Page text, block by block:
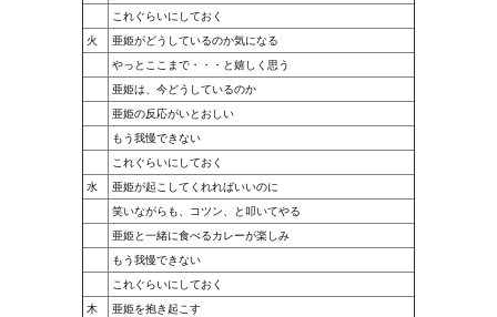
これぐらいにしておく
火
亜姫がどうしているのか気になる
やっとここまで・・・と嬉しく思う
亜姫は、今どうしているのか
亜姫の反応がいとおしい
もう我慢できない
これぐらいにしておく
水
亜姫が起こしてくれればいいのに
笑いながらも、コツン、と叩いてやる
亜姫と一緒に食べるカレーが楽しみ
もう我慢できない
これぐらいにしておく
木
亜姫を抱き起こす